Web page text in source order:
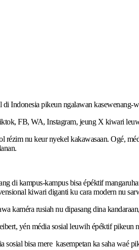
di Indonesia pikeun ngalawan
FB, WA, Instagram, jeung X kiwari
rézim nu keur nyekel kakawasaan. Ogé,
di kampus-kampus bisa épéktif
kiwari diganti ku cara modern nu
kaméra rusiah nu dipasang dina
yén média sosial leuwih épéktif pikeun
sosial bisa mere kasempetan ka saha waé